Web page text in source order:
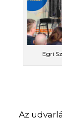
Egri
Az